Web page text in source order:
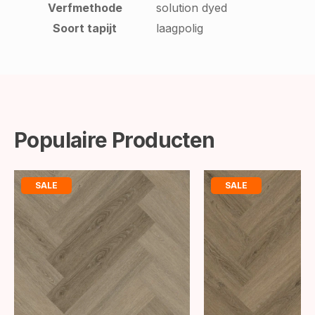
Verfmethode
solution dyed
Soort tapijt
laagpolig
Populaire Producten
SALE SALE